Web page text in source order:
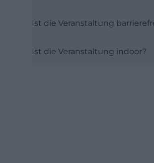
Ist die Veranstaltung
Ist die Veranstaltung indoor?